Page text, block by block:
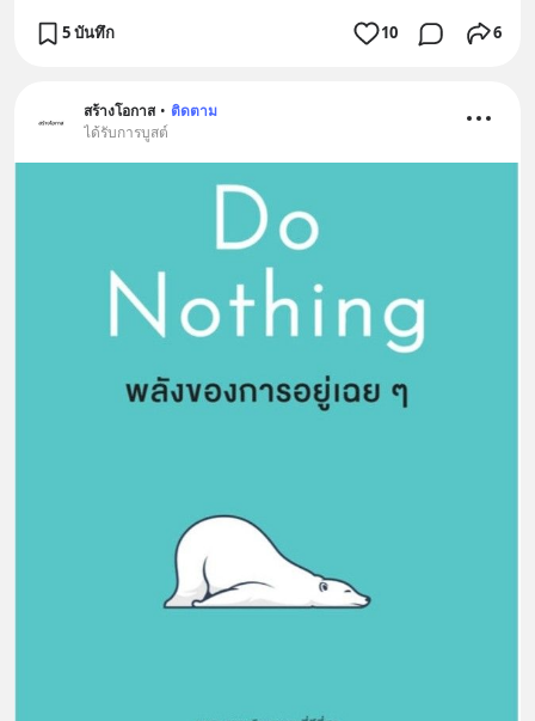
5 บันทึก 10 6
สร้างโอกาส • ติดตาม
ได้รับการบูสต์